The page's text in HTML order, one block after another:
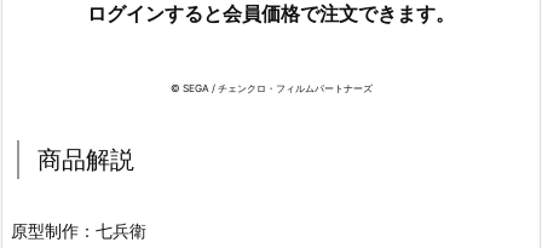
ログインすると会員価格で注文できます。
© SEGA / チェンクロ・フィルムパートナーズ
商品解説
原型制作：七兵衛